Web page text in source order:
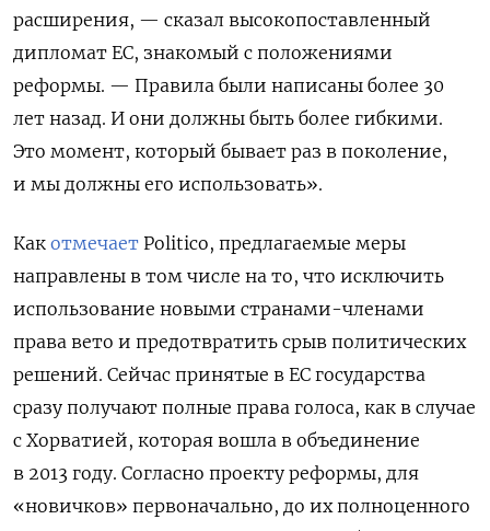
расширения, — сказал высокопоставленный
дипломат ЕС, знакомый с положениями
реформы. — Правила были написаны более 30
лет назад. И они должны быть более гибкими.
Это момент, который бывает раз в поколение,
и мы должны его использовать».
Как отмечает Politico, предлагаемые меры
направлены в том числе на то, что исключить
использование новыми странами-членами
права вето и предотвратить срыв политических
решений. Сейчас принятые в ЕС государства
сразу получают полные права голоса, как в случае
с Хорватией, которая вошла в объединение
в 2013 году. Согласно проекту реформы, для
«новичков» первоначально, до их полноценного